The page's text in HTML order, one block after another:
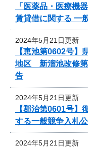
「医薬品・医療機
賃貸借に関する 一
2024年5月21日更新
【恵池第0602号
地区 新溜池改修第
告
2024年5月21日更新
【郡治第0601号
する一般競争入札
2024年5月21日更新